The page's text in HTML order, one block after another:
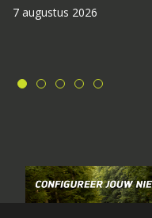
7 augustus 2026